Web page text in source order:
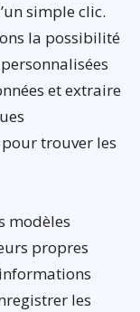
simple clic.
la possibilité
et extraire
trouver les
modèles
propres
les